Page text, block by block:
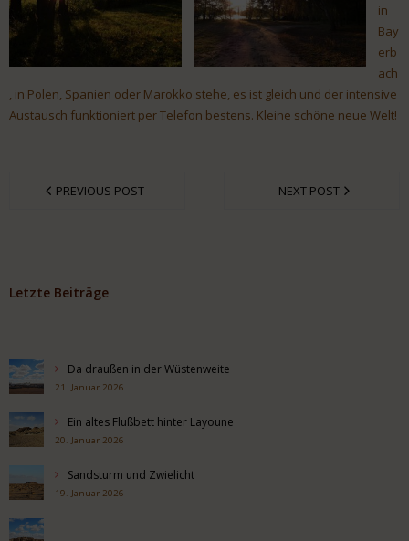
in
Bay
erb
ach
, in Polen, Spanien oder Marokko stehe, es ist gleich und der intensive
Austausch funktioniert per Telefon bestens. Kleine schöne neue Welt!
PREVIOUS POST NEXT POST
Letzte Beiträge
Da draußen in der Wüstenweite
21. Januar 2026
Ein altes Flußbett hinter Layoune
20. Januar 2026
Sandsturm und Zwielicht
19. Januar 2026